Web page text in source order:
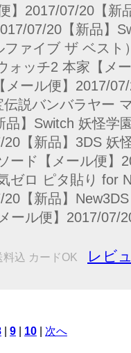
】2017/07/20【新
07/20【新品】
ファイブ ザ ベス
ォッチ2 本家【メ
メール便】2017/
伝説バンバラヤー
品】Switch 妖怪学
20【新品】3DS 妖
ード【メール便】
ゼロ ピタ貼り for
20【新品】
ール便】2017/07/
料込 カードOK
レビ
9 10 次へ